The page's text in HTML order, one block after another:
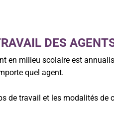
DES
en milieu scolaire est
quel agent.
de travail et les modalités